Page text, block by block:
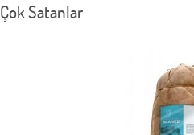
Çok Satanlar